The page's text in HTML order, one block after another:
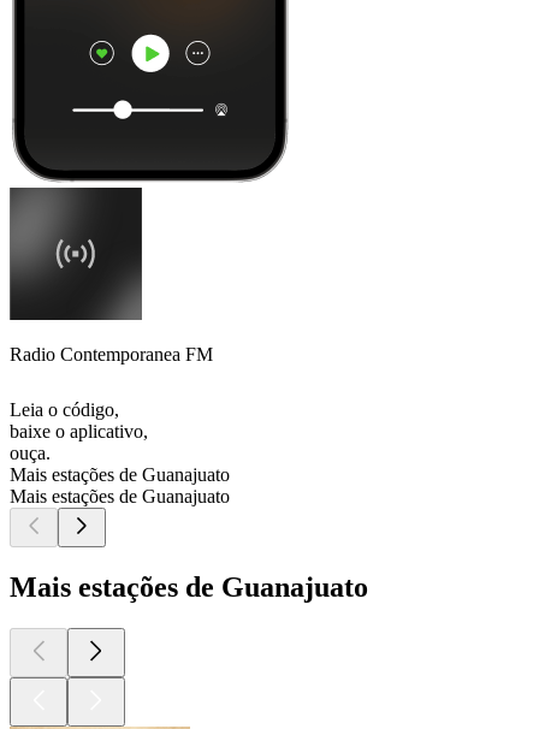
Radio Contemporanea FM
Leia o código,
baixe o aplicativo,
ouça.
Mais estações de Guanajuato
Mais estações de Guanajuato
Mais estações de Guanajuato